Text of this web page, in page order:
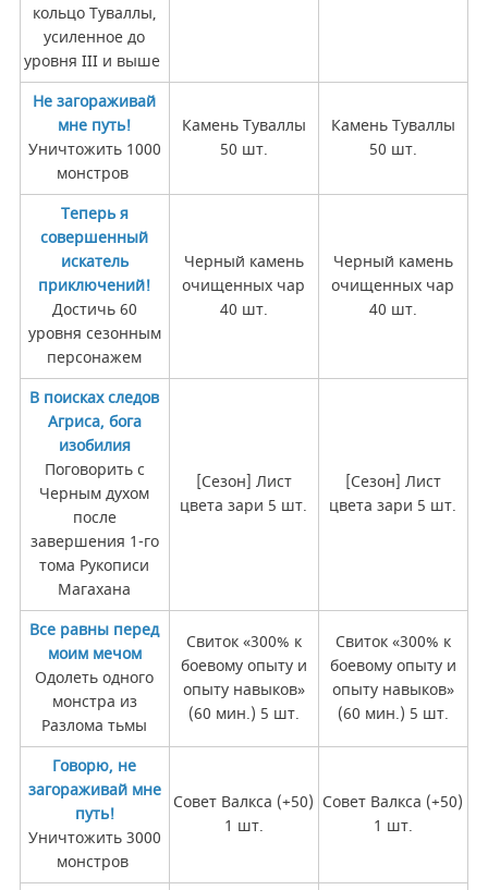
кольцо Туваллы,
усиленное до
уровня III и выше
Не загораживай
мне путь!
Уничтожить 1000
монстров
Камень Туваллы
50 шт.
Камень Туваллы
50 шт.
Теперь я
совершенный
искатель
приключений!
Достичь 60
уровня сезонным
персонажем
Черный камень
очищенных чар
40 шт.
Черный камень
очищенных чар
40 шт.
В поисках следов
Агриса, бога
изобилия
Поговорить с
Черным духом
после
завершения 1-го
тома Рукописи
Магахана
[Сезон] Лист
цвета зари 5 шт.
[Сезон] Лист
цвета зари 5 шт.
Все равны перед
моим мечом
Одолеть одного
монстра из
Разлома тьмы
Свиток «300% к
боевому опыту и
опыту навыков»
(60 мин.) 5 шт.
Свиток «300% к
боевому опыту и
опыту навыков»
(60 мин.) 5 шт.
Говорю, не
загораживай мне
путь!
Уничтожить 3000
монстров
Совет Валкса (+50)
1 шт.
Совет Валкса (+50)
1 шт.